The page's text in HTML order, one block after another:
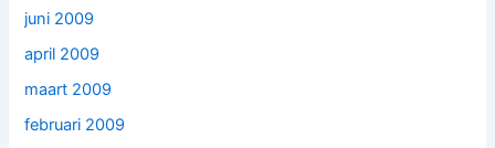
juni 2009
april 2009
maart 2009
februari 2009